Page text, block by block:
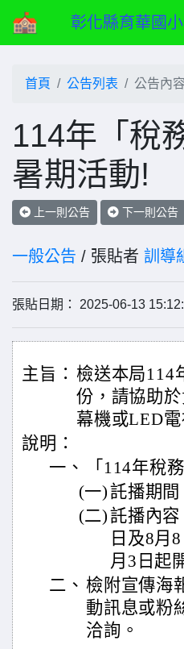
彰化縣育華國
首頁 公告列表 公告內容
114年「稅
暑期活動!
上一則公告 下一則公告
一般公告 / 張貼者 訓導
張貼日期： 2025-06-13
主旨： 檢送本局114
份，請協助
幕機或LED
說明：
一、
「114年稅
(一)託播期
(二)託播內
日及8月
月3日起
二、 檢附宣傳海
動訊息或粉
洽詢。